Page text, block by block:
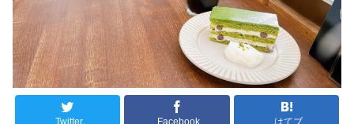
Twitter Facebook はてブ